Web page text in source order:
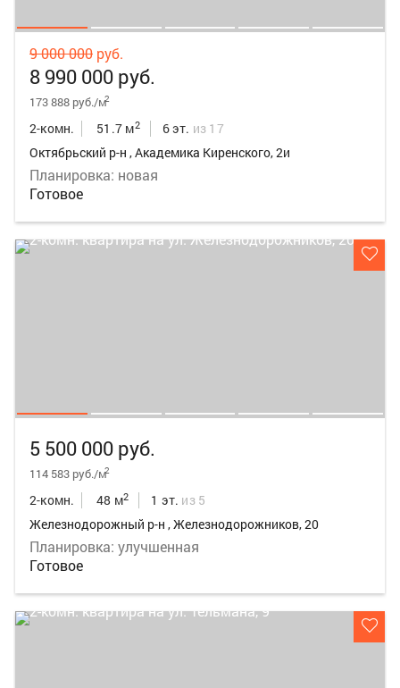
9 000 000 руб.
8 990 000 руб.
173 888 руб./м2
2-комн. 51.7 м2 6 эт. из 17
Октябрьский р-н , Академика Киренского, 2и
Планировка: новая
Готовое
5 500 000 руб.
114 583 руб./м2
2-комн. 48 м2 1 эт. из 5
Железнодорожный р-н , Железнодорожников, 20
Планировка: улучшенная
Готовое